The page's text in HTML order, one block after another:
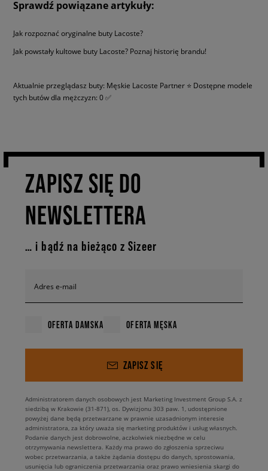
Sprawdź powiązane artykuły:
Jak rozpoznać oryginalne buty Lacoste?
Jak powstały kultowe buty Lacoste? Poznaj historię brandu!
Aktualnie przeglądasz buty: Męskie Lacoste Partner ⭐ Dostępne modele
tych butów dla mężczyzn: 0 ✅
ZAPISZ SIĘ DO
NEWSLETTERA
… i bądź na bieżąco z Sizeer
Adres e-mail
OFERTA DAMSKA OFERTA MĘSKA
ZAPISZ SIĘ
Administratorem danych osobowych jest Marketing Investment Group S.A. z
siedzibą w Krakowie (31-871), os. Dywizjonu 303 paw. 1, udostępnione
powyżej dane będą przetwarzane w prawnie uzasadnionym interesie
administratora, za który uważa się marketing produktów i usług własnych.
Podanie danych jest dobrowolne, aczkolwiek niezbędne w celu
otrzymywania newslettera. Każdy ma prawo do zgłoszenia sprzeciwu
wobec przetwarzania, a także żądania dostępu do danych, sprostowania,
usunięcia lub ograniczenia przetwarzania oraz prawo wniesienia skargi do